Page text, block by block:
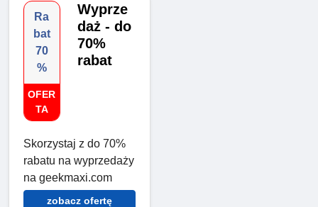
Ra
bat
70
%
OFER
TA
Wyprze
daż - do
70%
rabat
Skorzystaj z do 70%
rabatu na wyprzedaży
na geekmaxi.com
zobacz ofertę